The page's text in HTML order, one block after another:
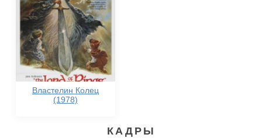
Властелин Колец
(1978)
КАДРЫ